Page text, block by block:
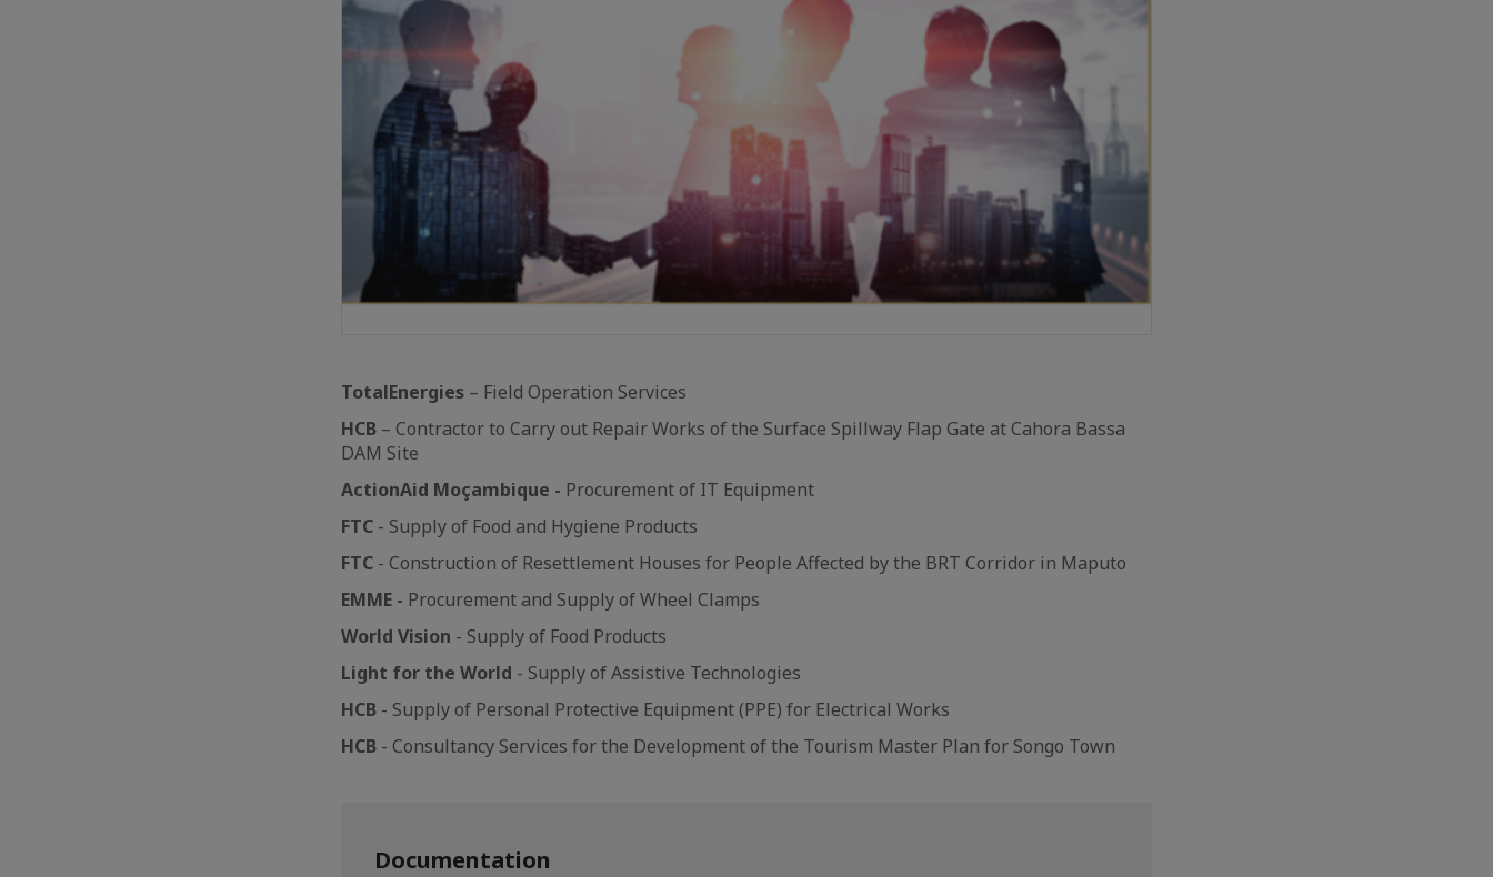
TotalEnergies – Field Operation Services
HCB – Contractor to Carry out Repair Works of the Surface Spillway Flap Gate at Cahora Bassa
DAM Site
ActionAid Moçambique - Procurement of IT Equipment
FTC - Supply of Food and Hygiene Products
FTC - Construction of Resettlement Houses for People Affected by the BRT Corridor in Maputo
EMME - Procurement and Supply of Wheel Clamps
World Vision - Supply of Food Products
Light for the World - Supply of Assistive Technologies
HCB - Supply of Personal Protective Equipment (PPE) for Electrical Works
HCB - Consultancy Services for the Development of the Tourism Master Plan for Songo Town
Documentation